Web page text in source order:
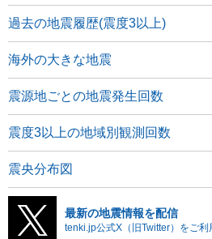
過去の地震履歴(震度3以上)
海外の大きな地震
震源地ごとの地震発生回数
震度3以上の地域別観測回数
震央分布図
最新の地震情報を配信
tenki.jp公式X（旧Twitter）をご利